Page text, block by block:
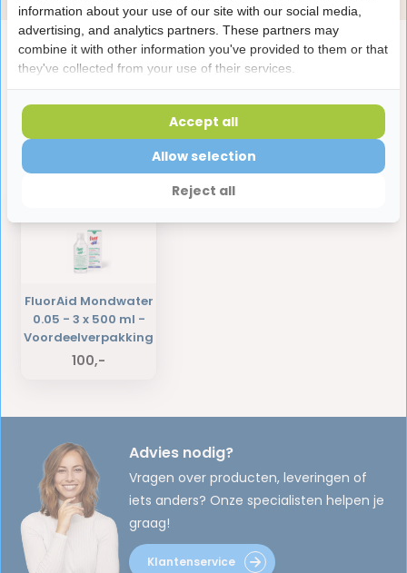
Productomschrijving
Reviews
Laatst bekeken producten
FluorAid Mondwater
0.05 - 3 x 500 ml -
Voordeelverpakking
100,-
Advies nodig?
Vragen over producten, leveringen of
iets anders? Onze specialisten helpen je
graag!
Klantenservice
information about your use of our site with our social media,
advertising, and analytics partners. These partners may
combine it with other information you've provided to them or that
they've collected from your use of their services.
Reject all
Allow selection
Accept all